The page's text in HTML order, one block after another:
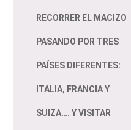
RECORRER EL MACIZO
PASANDO POR TRES
PAÍSES DIFERENTES:
ITALIA, FRANCIA Y
SUIZA…. Y VISITAR